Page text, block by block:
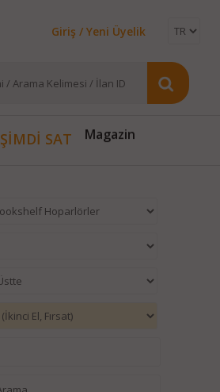
Giriş / Yeni Üyelik
ŞİMDİ SAT Magazin